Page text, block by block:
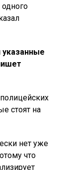
указанные
стоят на
нет уже
что